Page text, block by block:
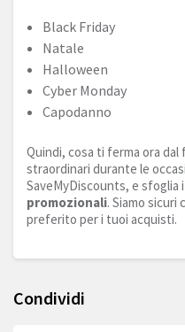
Black Friday
Natale
Halloween
Cyber Monday
Capodanno
Quindi, cosa ti ferma ora
straordinari durante le
SaveMyDiscounts, e sfoglia i
promozionali. Siamo
preferito per i tuoi acquisti.
Condividi